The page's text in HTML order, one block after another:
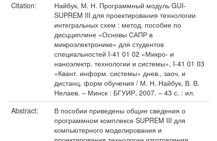
Citation:
Найбук, М. Н. Программный модуль GUI-
SUPREM III для проектирования технологии
интегральных схем : метод. пособие по
дисцциплине «Основы САПР в
микроэлектронике» для студентов
специальностей I-41 01 02 «Микро- и
наноэлектр. технологии и системы», I-41 01 03
«Квант. информ. системы» днев., заоч. и
дистанц. форм обучения / М. Н. Найбук, В. В.
Нелаев. – Минск : БГУИР, 2007. – 43 с. : ил.
Abstract:
В пособии приведены общие сведения о
программном комплексе SUPREM III для
компьютерного моделирования и